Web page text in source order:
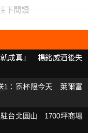
下閱讀
就成真」 楊銘威酒後失
1：寄杯限今天 萊爾富
駐台北圓山 1700坪商場